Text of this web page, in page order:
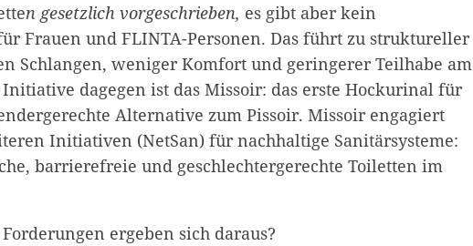
n gesetzlich vorgeschrieben, es gibt aber kein
Frauen und FLINTA-Personen. Das führt zu struktureller
Schlangen, weniger Komfort und geringerer Teilhabe am
dagegen ist das Missoir: das erste Hockurinal für
Alternative zum Pissoir. Missoir engagiert
Initiativen (NetSan) für nachhaltige Sanitärsysteme:
barrierefreie und geschlechtergerechte Toiletten im
ergeben sich daraus?